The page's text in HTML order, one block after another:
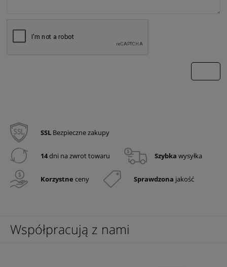
SSL Bezpieczne zakupy
14dni na zwrot towaru Szybka wysyłka
Korzystne ceny Sprawdzona jakość
Współpracują z nami